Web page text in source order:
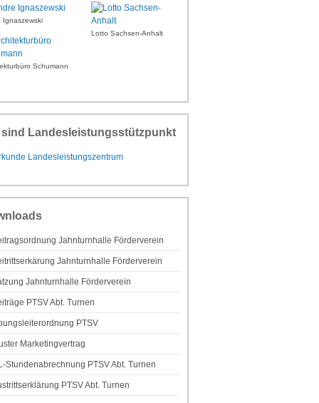
Ignaszewski
Lotto Sachsen-Anhalt
Schumann
sind Landesleistungsstützpunkt
Jahnturnhalle Förderverein
Jahnturnhalle Förderverein
Jahnturnhalle Förderverein
PTSV Abt. Turnen
PTSV
Marketingvertrag
Stundenabrechnung PTSV Abt. Turnen
PTSV Abt. Turnen